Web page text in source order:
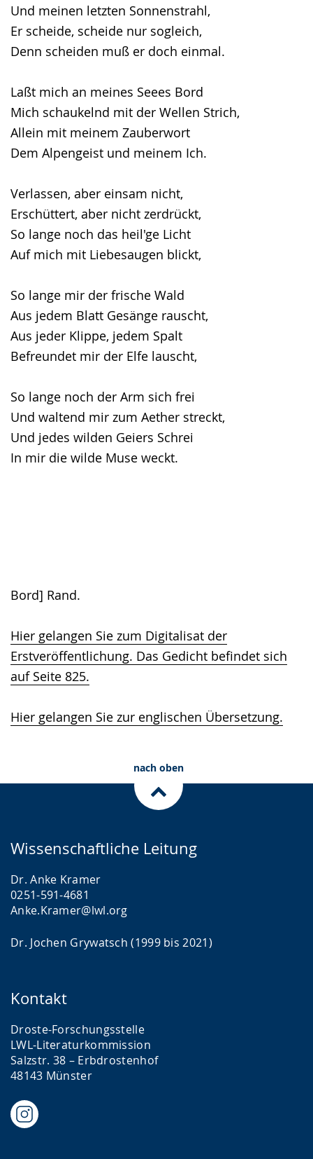
Und meinen letzten Sonnenstrahl,
Er scheide, scheide nur sogleich,
Denn scheiden muß er doch einmal.
Laßt mich an meines Seees Bord
Mich schaukelnd mit der Wellen Strich,
Allein mit meinem Zauberwort
Dem Alpengeist und meinem Ich.
Verlassen, aber einsam nicht,
Erschüttert, aber nicht zerdrückt,
So lange noch das heil'ge Licht
Auf mich mit Liebesaugen blickt,
So lange mir der frische Wald
Aus jedem Blatt Gesänge rauscht,
Aus jeder Klippe, jedem Spalt
Befreundet mir der Elfe lauscht,
So lange noch der Arm sich frei
Und waltend mir zum Aether streckt,
Und jedes wilden Geiers Schrei
In mir die wilde Muse weckt.
Bord] Rand.
Hier gelangen Sie zum Digitalisat der
Erstveröffentlichung. Das Gedicht befindet sich
auf Seite 825.
Hier gelangen Sie zur englischen Übersetzung.
nach oben
Wissenschaftliche Leitung
Dr. Anke Kramer
0251-591-4681
Anke.Kramer@lwl.org
Dr. Jochen Grywatsch (1999 bis 2021)
Kontakt
Droste-Forschungsstelle
LWL-Literaturkommission
Salzstr. 38 – Erbdrostenhof
48143 Münster